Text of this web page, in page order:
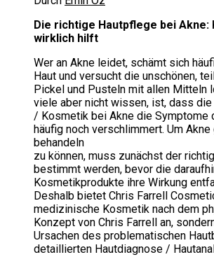
Die richtige Hautpflege bei Akne:
wirklich hilft
Wer an Akne leidet, schämt sich
Haut und versucht die unschönen,
Pickel und Pusteln mit allen Mitteln
viele aber nicht wissen, ist, dass
/ Kosmetik bei Akne die Symptome
häufig noch verschlimmert. Um
behandeln
zu können, muss zunächst der
bestimmt werden, bevor die
Kosmetikprodukte ihre Wirkung
Deshalb bietet Chris Farrell
medizinische Kosmetik nach dem
Konzept von Chris Farrell an,
Ursachen des problematischen
detaillierten Hautdiagnose /